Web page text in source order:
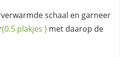
schaal en garneer
(0.5 plakjes ) met daarop de